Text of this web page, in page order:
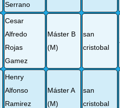
Serrano
Cesar
Alfredo
Rojas
Gamez
Máster B
(M)
san
cristobal
Henry
Alfonso
Ramirez
Máster A
(M)
san
cristobal